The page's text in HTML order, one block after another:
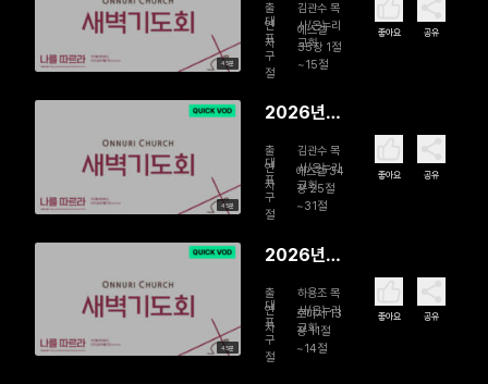
45분
일 자신의
백성을 끝
까지 지키
시는 하나
출
연
자
김관수 목
사/온누리
교회
대
표
구
절
에스겔
35장 1절
~15절
좋아요 공유
45분
2026년
일 평화의
언약 속에
살아가는
그리스도인
출
연
자
김관수 목
사/온누리
교회
대
표
구
절
에스겔 34
장 25절
~31절
좋아요 공유
45분
2026년
故하용조
목사 15주
기 새벽기
출
연
자
하용조 목
사/온누리
교회
대
표
구
절
로마서 13
장 11절
~14절
좋아요 공유